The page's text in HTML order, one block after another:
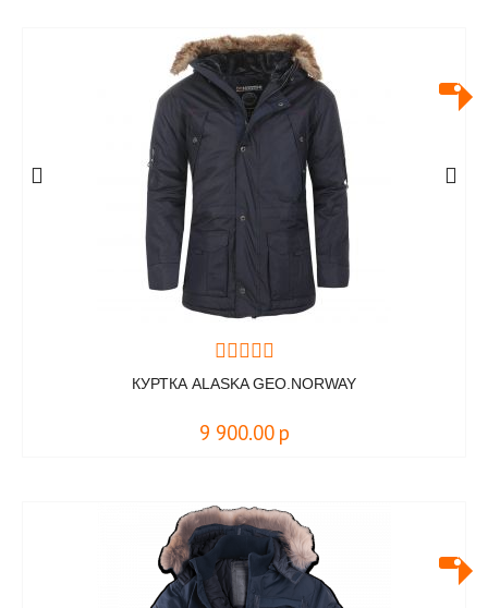
КУРТКА ALASKA GEO.NORWAY
9 900.00 р